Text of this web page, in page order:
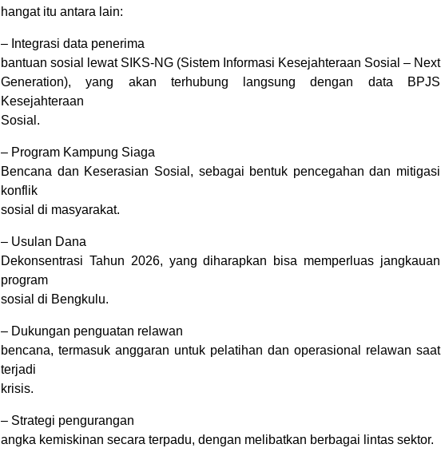
hangat itu antara lain:
– Integrasi data penerima
bantuan sosial lewat SIKS-NG (Sistem Informasi Kesejahteraan Sosial – Next
Generation), yang akan terhubung langsung dengan data BPJS
Kesejahteraan
Sosial.
– Program Kampung Siaga
Bencana dan Keserasian Sosial, sebagai bentuk pencegahan dan mitigasi
konflik
sosial di masyarakat.
– Usulan Dana
Dekonsentrasi Tahun 2026, yang diharapkan bisa memperluas jangkauan
program
sosial di Bengkulu.
– Dukungan penguatan relawan
bencana, termasuk anggaran untuk pelatihan dan operasional relawan saat
terjadi
krisis.
– Strategi pengurangan
angka kemiskinan secara terpadu, dengan melibatkan berbagai lintas sektor.